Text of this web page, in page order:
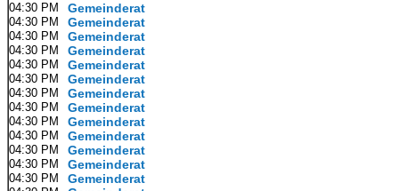
04:30 PM Gemeinderat
04:30 PM Gemeinderat
04:30 PM Gemeinderat
04:30 PM Gemeinderat
04:30 PM Gemeinderat
04:30 PM Gemeinderat
04:30 PM Gemeinderat
04:30 PM Gemeinderat
04:30 PM Gemeinderat
04:30 PM Gemeinderat
04:30 PM Gemeinderat
04:30 PM Gemeinderat
04:30 PM Gemeinderat